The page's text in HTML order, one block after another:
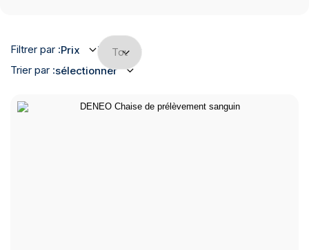
Filtrer par :Prix
Marques
Trier par :sélectionner